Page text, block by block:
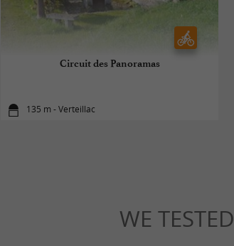
Circuit des Panoramas
135 m - Verteillac
WE TESTED